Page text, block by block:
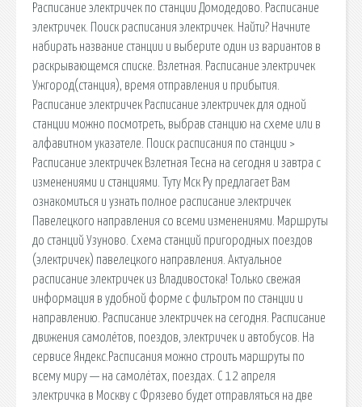
Расписание электричек по станции Домодедово. Расписание
электричек. Поиск расписания электричек. Найти? Начните
набирать название станции и выберите один из вариантов в
раскрывающемся списке. Взлетная. Расписание электричек
Ужгород(станция), время отправления и прибытия.
Расписание электричек Расписание электричек для одной
станции можно посмотреть, выбрав станцию на схеме или в
алфавитном указателе. Поиск расписания по станции >
Расписание электричек Взлетная Тесна на сегодня и завтра с
изменениями и станциями. Туту Мск Ру предлагает Вам
ознакомиться и узнать полное расписание электричек
Павелецкого направления со всеми изменениями. Маршруты
до станций Узуново. Схема станций пригородных поездов
(электричек) павелецкого направления. Актуальное
расписание электричек из Владивостока! Только свежая
информация в удобной форме с фильтром по станции и
направлению. Расписание электричек на сегодня. Расписание
движения самолётов, поездов, электричек и автобусов. На
сервисе Яндекс.Расписания можно строить маршруты по
всему миру — на самолётах, поездах. С 12 апреля
электричка в Москву с Фрязево будет отправляться на две